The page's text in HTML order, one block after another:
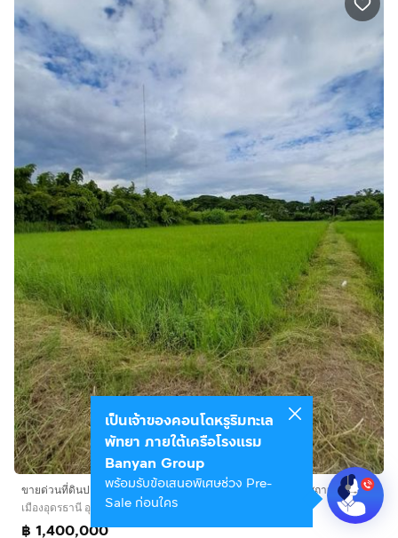
ขายด่วนที่ดินปลูกบ้านสวน ราคาไม่แพงถูกสุดๆ ที่ดินติดหมู่บ้าน สถานที่ตั้ง บ้านตาด ตำบล บ้านตาด อำเภอเมืองอุดรธานี แผ่นดินธรรมแผ่นดินทอง ใกล้วัดป่าบ้านตาด1กิโลเมตรใกล้สนามบิน6กิโล
เมืองอุดรธานี อุดรธานี
฿ 1,400,000
เป็นเจ้าของคอนโดหรูริมทะเล
พัทยา ภายใต้เครือโรงแรม
Banyan Group
พร้อมรับข้อเสนอพิเศษช่วง Pre-
Sale ก่อนใคร